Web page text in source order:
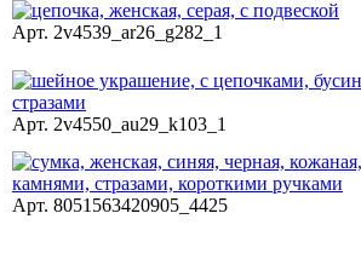
Арт. 2v4539_ar26_g282_1
Арт. 2v4550_au29_k103_1
Арт. 8051563420905_4425